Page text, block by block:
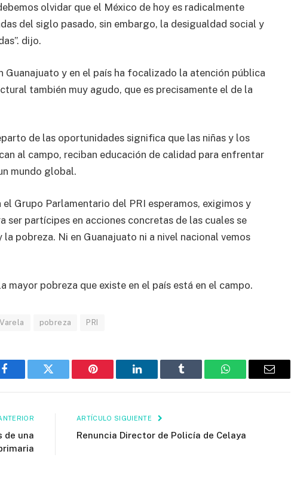
olvidar que el México de hoy es radicalmente
del siglo pasado, sin embargo, la desigualdad social y
dijo.
Guanajuato y en el país ha focalizado la atención pública
también muy agudo, que es precisamente el de la
de las oportunidades significa que las niñas y los
al campo, reciban educación de calidad para enfrentar
mundo global.
Grupo Parlamentario del PRI esperamos, exigimos y
ser partícipes en acciones concretas de las cuales se
pobreza. Ni en Guanajuato ni a nivel nacional vemos
mayor pobreza que existe en el país está en el campo.
pobreza PRI
Facebook Twitter Pinterest LinkedIn Tumblr WhatsAppEmail
de una
ARTÍCULO SIGUIENTE
Renuncia Director de Policía de Celaya